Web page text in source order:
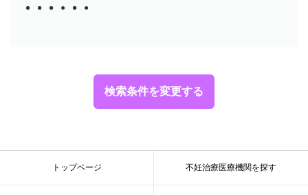
検索条件を変更する
●
● ● ● ● ●
● ● ● ●
トップページ 不妊治療医療機関を探す